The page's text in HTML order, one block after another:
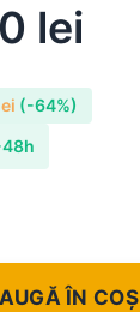
lei
(-64%)
48h
ÎN COȘ